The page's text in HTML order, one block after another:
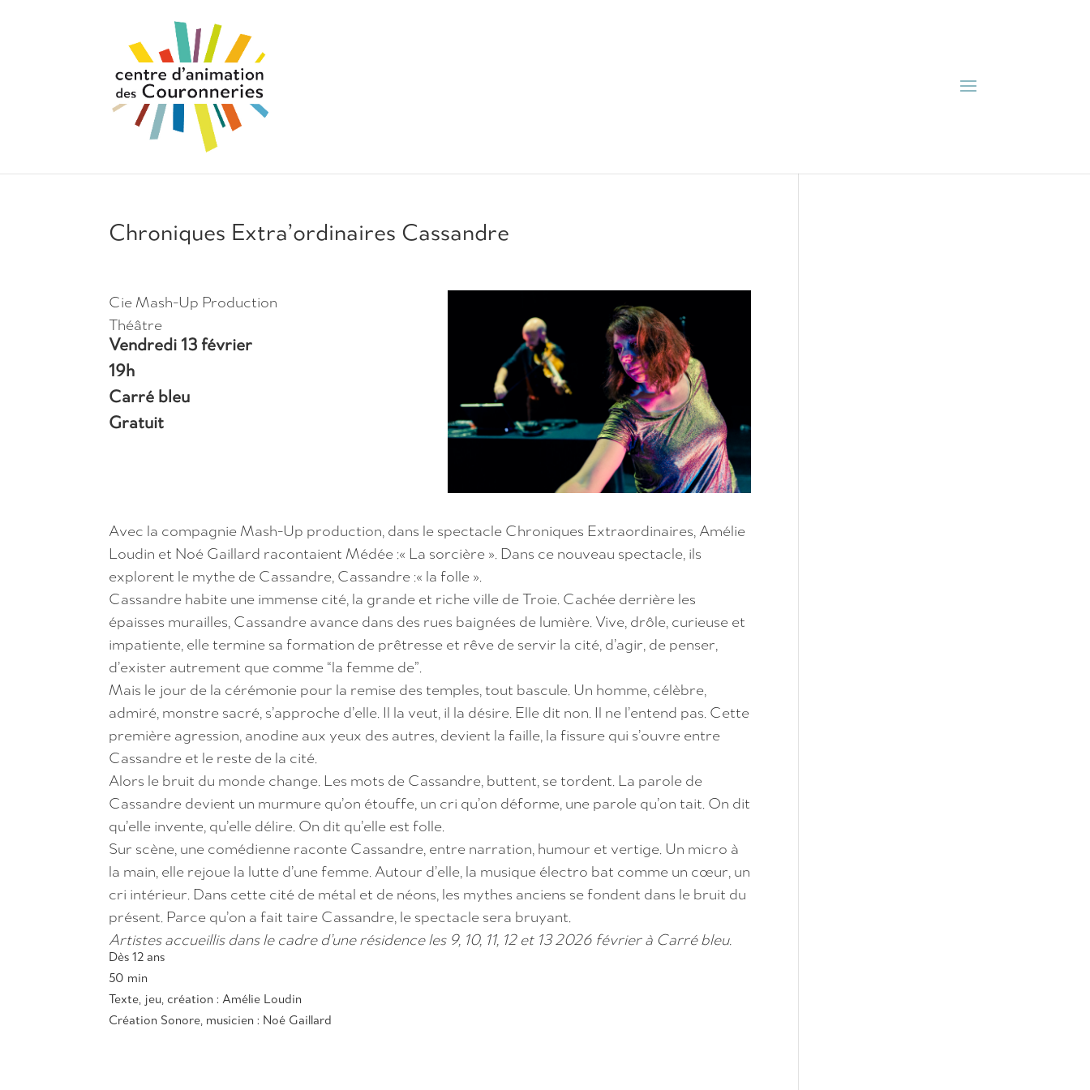
Chroniques Extra’ordinaires Cassandre
Cie Mash-Up Production
Théâtre
Vendredi 13 février
19h
Carré bleu
Gratuit
Avec la compagnie Mash-Up production, dans le spectacle Chroniques Extraordinaires, Amélie
Loudin et Noé Gaillard racontaient Médée :« La sorcière ». Dans ce nouveau spectacle, ils
explorent le mythe de Cassandre, Cassandre :« la folle ».
Cassandre habite une immense cité, la grande et riche ville de Troie. Cachée derrière les
épaisses murailles, Cassandre avance dans des rues baignées de lumière. Vive, drôle, curieuse et
impatiente, elle termine sa formation de prêtresse et rêve de servir la cité, d’agir, de penser,
d’exister autrement que comme “la femme de”.
Mais le jour de la cérémonie pour la remise des temples, tout bascule. Un homme, célèbre,
admiré, monstre sacré, s’approche d’elle. Il la veut, il la désire. Elle dit non. Il ne l’entend pas. Cette
première agression, anodine aux yeux des autres, devient la faille, la fissure qui s’ouvre entre
Cassandre et le reste de la cité.
Alors le bruit du monde change. Les mots de Cassandre, buttent, se tordent. La parole de
Cassandre devient un murmure qu’on étouffe, un cri qu’on déforme, une parole qu’on tait. On dit
qu’elle invente, qu’elle délire. On dit qu’elle est folle.
Sur scène, une comédienne raconte Cassandre, entre narration, humour et vertige. Un micro à
la main, elle rejoue la lutte d’une femme. Autour d’elle, la musique électro bat comme un cœur, un
cri intérieur. Dans cette cité de métal et de néons, les mythes anciens se fondent dans le bruit du
présent. Parce qu’on a fait taire Cassandre, le spectacle sera bruyant.
Artistes accueillis dans le cadre d’une résidence les 9, 10, 11, 12 et 13 2026 février à Carré bleu.
Dès 12 ans
50 min
Texte, jeu, création : Amélie Loudin
Création Sonore, musicien : Noé Gaillard